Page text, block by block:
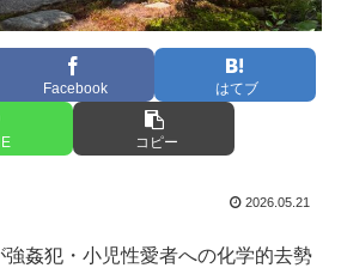
Facebook はてブ
コピー
2026.05.21
姦犯・小児性愛者への化学的去勢